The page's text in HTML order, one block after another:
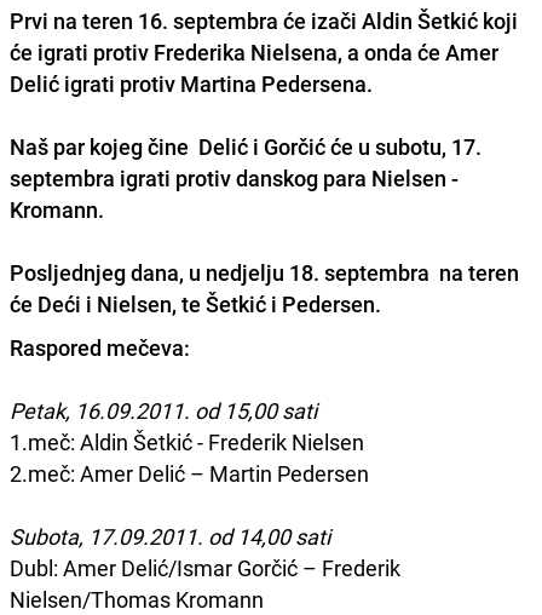
Prvi na teren 16. septembra će izači Aldin Šetkić koji
će igrati protiv Frederika Nielsena, a onda će Amer
Delić igrati protiv Martina Pedersena.
Naš par kojeg čine Delić i Gorčić će u subotu, 17.
septembra igrati protiv danskog para Nielsen -
Kromann.
Posljednjeg dana, u nedjelju 18. septembra na teren
će Deći i Nielsen, te Šetkić i Pedersen.
Raspored mečeva:
Petak, 16.09.2011. od 15,00 sati
1.meč: Aldin Šetkić - Frederik Nielsen
2.meč: Amer Delić – Martin Pedersen
Subota, 17.09.2011. od 14,00 sati
Dubl: Amer Delić/Ismar Gorčić – Frederik
Nielsen/Thomas Kromann